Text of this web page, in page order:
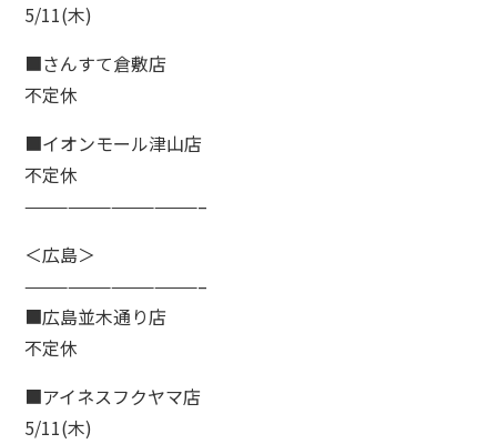
5/11(木)
■さんすて倉敷店
不定休
■イオンモール津山店
不定休
————————————–
＜広島＞
————————————–
■広島並木通り店
不定休
■アイネスフクヤマ店
5/11(木)